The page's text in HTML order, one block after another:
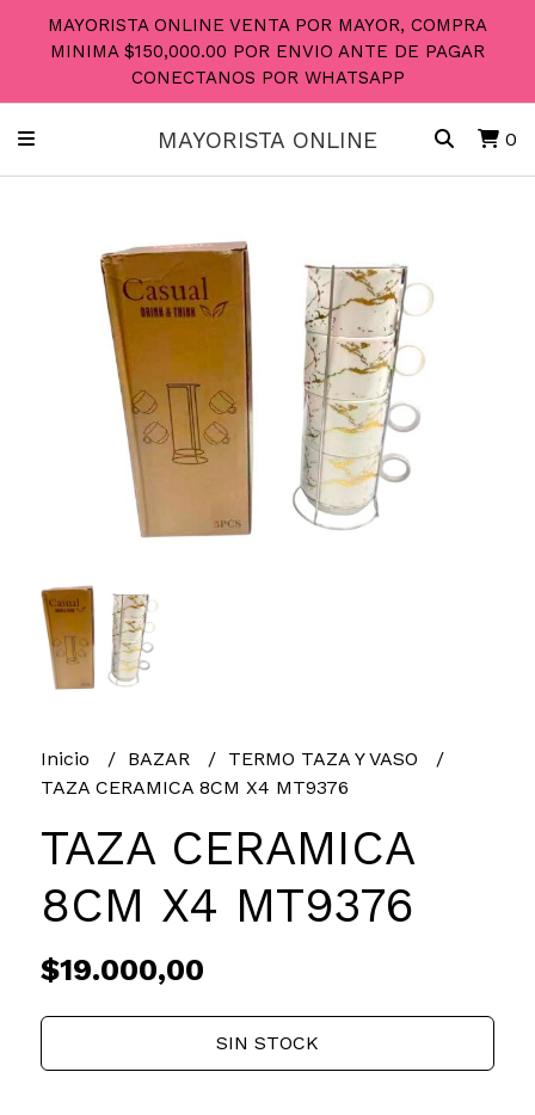
MAYORISTA ONLINE VENTA POR MAYOR, COMPRA
MINIMA $150,000.00 POR ENVIO ANTE DE PAGAR
CONECTANOS POR WHATSAPP
MAYORISTA ONLINE 0
Inicio BAZAR
TERMO TAZA Y VASO
TAZA CERAMICA 8CM X4 MT9376
TAZA CERAMICA
8CM X4 MT9376
$19.000,00
SIN STOCK